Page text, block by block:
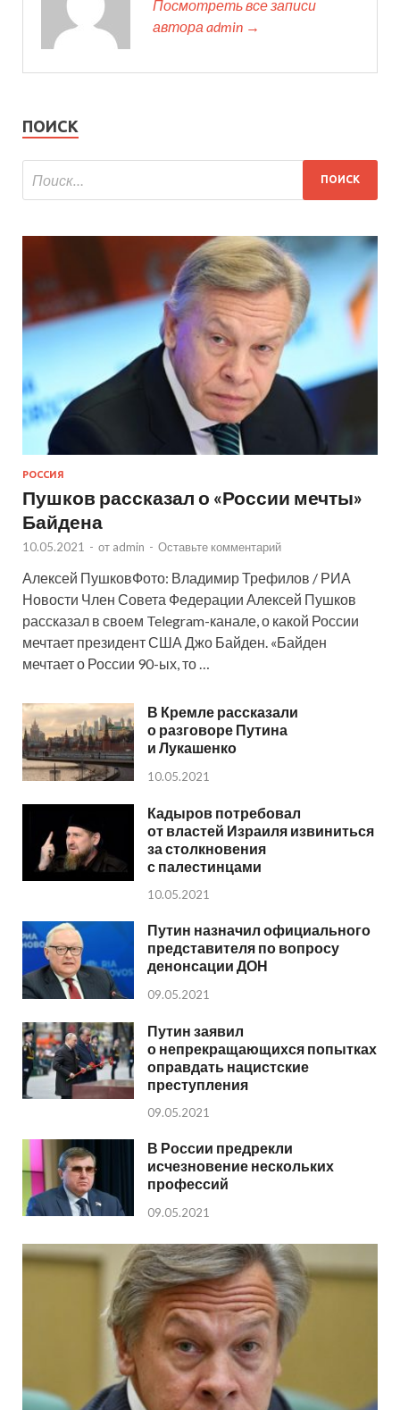
Посмотреть все записи
автора admin →
ПОИСК
РОССИЯ
Пушков рассказал о «России мечты»
Байдена
10.05.2021 - от admin - Оставьте комментарий
Алексей ПушковФото: Владимир Трефилов / РИА
Новости Член Совета Федерации Алексей Пушков
рассказал в своем Telegram-канале, о какой России
мечтает президент США Джо Байден. «Байден
мечтает о России 90-ых, то …
В Кремле рассказали
о разговоре Путина
и Лукашенко
10.05.2021
Кадыров потребовал
от властей Израиля извиниться
за столкновения
с палестинцами
10.05.2021
Путин назначил официального
представителя по вопросу
денонсации ДОН
09.05.2021
Путин заявил
о непрекращающихся попытках
оправдать нацистские
преступления
09.05.2021
В России предрекли
исчезновение нескольких
профессий
09.05.2021